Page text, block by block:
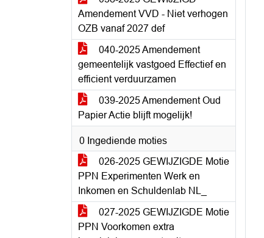
Amendement VVD - Niet verhogen
OZB vanaf 2027 def
040-2025 Amendement
gemeentelijk vastgoed Effectief en
efficient verduurzamen
039-2025 Amendement Oud
Papier Actie blijft mogelijk!
0 Ingediende moties
026-2025 GEWIJZIGDE Motie
PPN Experimenten Werk en
Inkomen en Schuldenlab NL_
027-2025 GEWIJZIGDE Motie
PPN Voorkomen extra